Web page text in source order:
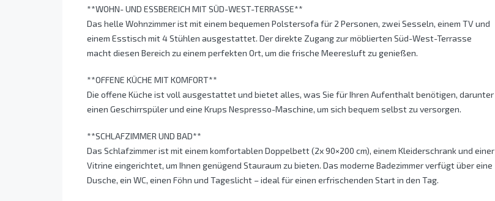
**WOHN- UND ESSBEREICH MIT SÜD-WEST-TERRASSE**
Das helle Wohnzimmer ist mit einem bequemen Polstersofa für 2 Personen, zwei Sesseln, einem TV und
einem Esstisch mit 4 Stühlen ausgestattet. Der direkte Zugang zur möblierten Süd-West-Terrasse
macht diesen Bereich zu einem perfekten Ort, um die frische Meeresluft zu genießen.
**OFFENE KÜCHE MIT KOMFORT**
Die offene Küche ist voll ausgestattet und bietet alles, was Sie für Ihren Aufenthalt benötigen, darunter
einen Geschirrspüler und eine Krups Nespresso-Maschine, um sich bequem selbst zu versorgen.
**SCHLAFZIMMER UND BAD**
Das Schlafzimmer ist mit einem komfortablen Doppelbett (2x 90×200 cm), einem Kleiderschrank und einer
Vitrine eingerichtet, um Ihnen genügend Stauraum zu bieten. Das moderne Badezimmer verfügt über eine
Dusche, ein WC, einen Föhn und Tageslicht – ideal für einen erfrischenden Start in den Tag.